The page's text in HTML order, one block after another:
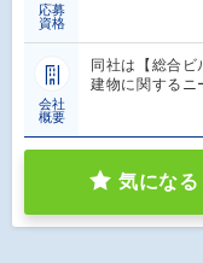
応募
資格
会社
概要
同社は【総合
建物に関するニ
気になる